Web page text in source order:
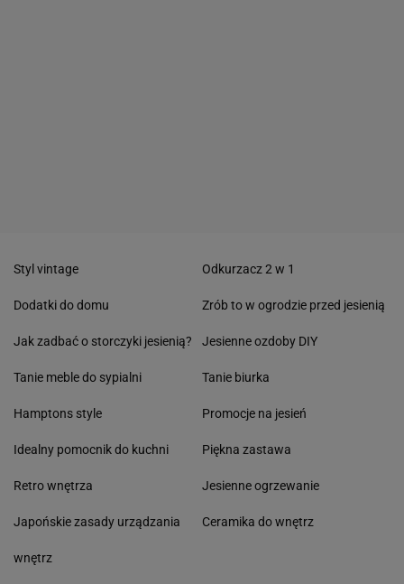
Styl vintage
Dodatki do domu
Jak zadbać o storczyki jesienią?
Tanie meble do sypialni
Hamptons style
Idealny pomocnik do kuchni
Retro wnętrza
Japońskie zasady urządzania
wnętrz
Odkurzacz 2 w 1
Zrób to w ogrodzie przed jesienią
Jesienne ozdoby DIY
Tanie biurka
Promocje na jesień
Piękna zastawa
Jesienne ogrzewanie
Ceramika do wnętrz